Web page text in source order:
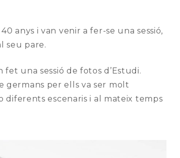
anys i van venir a fer-se una sessió,
seu pare.
fet una sessió de fotos d’Estudi.
germans per ells va ser molt
diferents escenaris i al mateix temps